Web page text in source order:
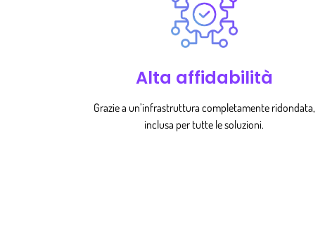
Alta affidabilità
Grazie a un’infrastruttura completamente ridondata,
inclusa per tutte le soluzioni.